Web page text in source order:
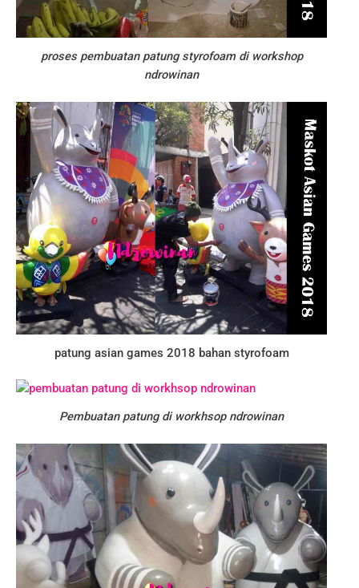
proses pembuatan patung styrofoam di workshop
ndrowinan
patung asian games 2018 bahan styrofoam
Pembuatan patung di workhsop ndrowinan